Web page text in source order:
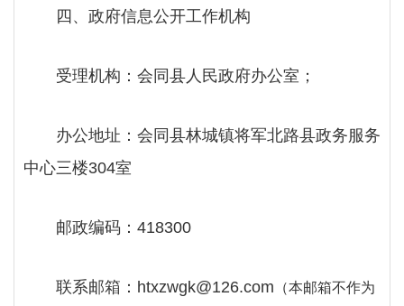
四、政府信息公开工作机构
受理机构：会同县人民政府办公室；
办公地址：会同县林城镇将军北路县政务服务
中心三楼304室
邮政编码： 418300
联系邮箱： htxzwgk@126.com （本邮箱不作为